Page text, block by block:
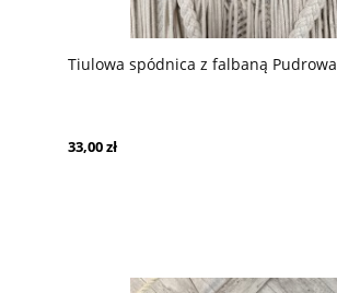
Tiulowa spódnica z falbaną Pudrowa
33,00 zł